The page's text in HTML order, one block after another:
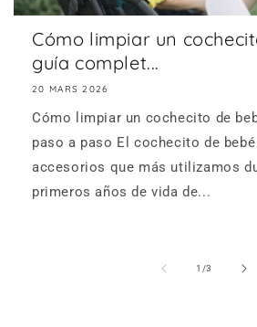
Cómo limpiar un
guía complet...
20 MARS 2026
Cómo limpiar un cochecito de
paso a paso El cochecito de
accesorios que más utilizamos
primeros años de vida de...
1 /de
3